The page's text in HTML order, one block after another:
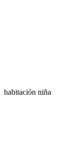
habitación niña